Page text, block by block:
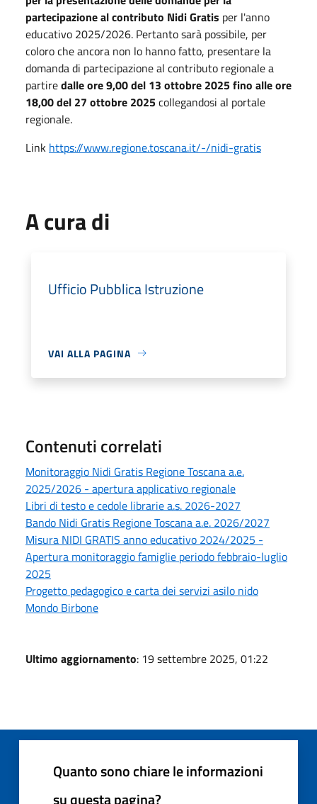
partecipazione al contributo Nidi Gratis per l'anno
educativo 2025/2026. Pertanto sarà possibile, per
coloro che ancora non lo hanno fatto, presentare la
domanda di partecipazione al contributo regionale a
partiredalle ore 9,00 del 13 ottobre 2025 fino alle ore
18,00 del 27 ottobre 2025collegandosi al portale
regionale.
Link https://www.regione.toscana.it/-/nidi-gratis
A cura di
Ufficio Pubblica Istruzione
VAI ALLA PAGINA
Contenuti correlati
Monitoraggio Nidi Gratis Regione Toscana a.e.
2025/2026 - apertura applicativo regionale
Libri di testo e cedole librarie a.s. 2026-2027
Bando Nidi Gratis Regione Toscana a.e. 2026/2027
Misura NIDI GRATIS anno educativo 2024/2025 -
Apertura monitoraggio famiglie periodo febbraio-luglio
2025
Progetto pedagogico e carta dei servizi asilo nido
Mondo Birbone
Ultimo aggiornamento: 19 settembre 2025, 01:22
Quanto sono chiare le informazioni
su questa pagina?